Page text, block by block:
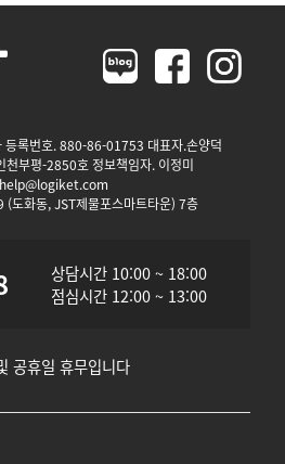
등록번호. 880-86-01753 대표자.손양덕
부평-2850호 정보책임자. 이정미
(도화동, JST제물포스마트타운) 7층
상담시간 10:00 ~ 18:00
점심시간 12:00 ~ 13:00
공휴일 휴무입니다